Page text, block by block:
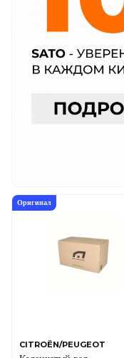
Оригинал
CITROËN/PEUGEOT